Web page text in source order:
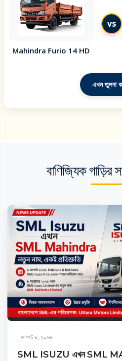
Mahindra Furio 14 HD
vs
এখন তুলনা
বাণিজ্যিক গাড়ির
আগস্ট ৮, ২০২৬
SML ISUZU এখন SML